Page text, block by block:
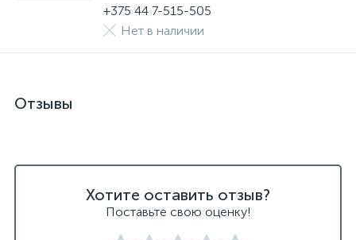
+375 44 7-515-505
Нет в наличии
Отзывы
Хотите оставить отзыв?
Поставьте свою оценку!